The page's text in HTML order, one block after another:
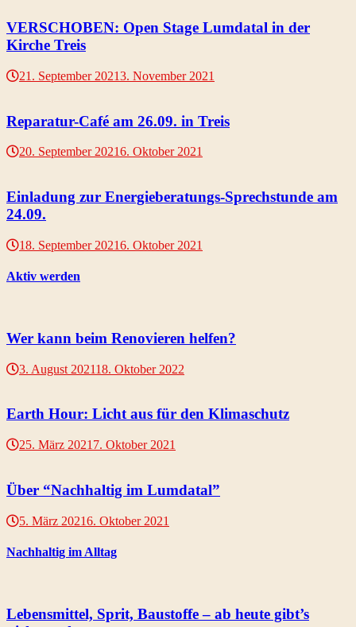
VERSCHOBEN: Open Stage Lumdatal in der
Kirche Treis
21. September 20213. November 2021
Reparatur-Café am 26.09. in Treis
20. September 20216. Oktober 2021
Einladung zur Energieberatungs-Sprechstunde am
24.09.
18. September 20216. Oktober 2021
Aktiv werden
Wer kann beim Renovieren helfen?
3. August 202118. Oktober 2022
Earth Hour: Licht aus für den Klimaschutz
25. März 2021 7. Oktober 2021
Über “Nachhaltig im Lumdatal”
5. März 20216. Oktober 2021
Nachhaltig im Alltag
Lebensmittel, Sprit, Baustoffe – ab heute gibt’s